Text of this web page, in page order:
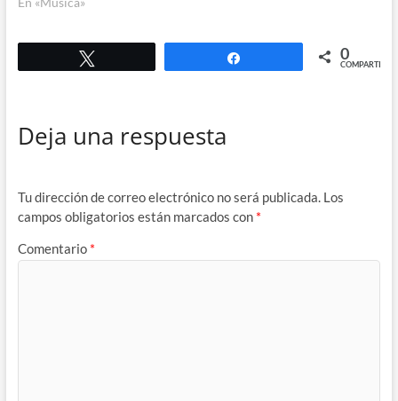
0
COMPARTIR
Deja una respuesta
Tu dirección de correo electrónico no será publicada. Los
campos obligatorios están marcados con *
Comentario *